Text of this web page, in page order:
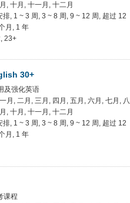
, 十月, 十一月, 十二月
排, 1 ~ 3 周, 3 ~ 8 周, 9 ~ 12 周, 超过 12
月, 1 年
23+
30+
及强化英语
月, 二月, 三月, 四月, 五月, 六月, 七月, 八
, 十月, 十一月, 十二月
排, 1 ~ 3 周, 3 ~ 8 周, 9 ~ 12 周, 超过 12
月, 1 年
课程